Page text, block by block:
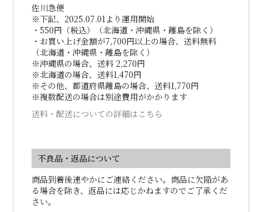
佐川急便
※下記、2025.07.01より運用開始
・550円（税込）（北海道・沖縄県・離島を除く）
・お買い上げ金額が7,700円以上の場合、送料無料
（北海道・沖縄県・離島を除く）
※沖縄県の場合、送料 2,270円
※北海道の場合、送料1,470円
※その他、都道府県離島の場合、送料1,770円
※複数配送の場合は別途費用がかかります
送料・配送についての詳細はこちら
不良品・返品について
商品到着後速やかにご連絡ください。商品に欠陥があ
る場合を除き、返品には応じかねますのでご了承くだ
さい。